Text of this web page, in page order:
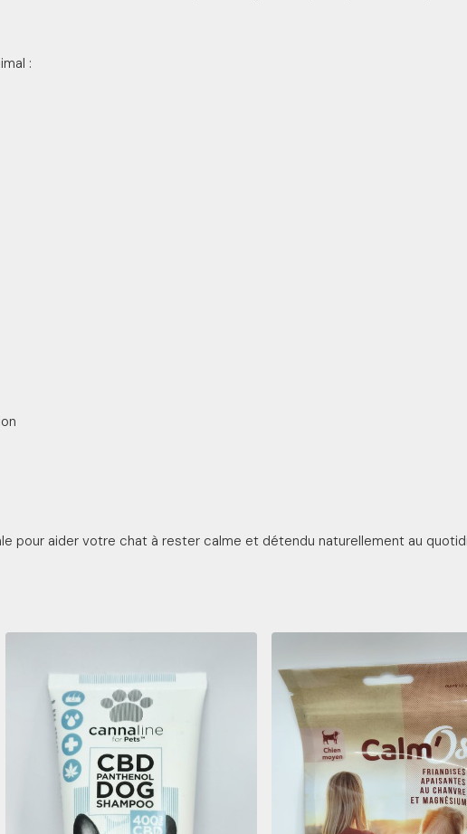
:
pour aider votre chat à rester calme et détendu naturellement au